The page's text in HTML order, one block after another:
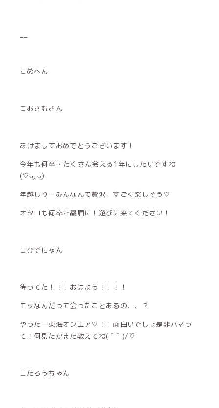
こめへん
□おさむさん
あけましておめでとうございます！
今年も何卒…たくさん会える1年にしたいですね
(♡ᴗ͈ˬᴗ͈)
年越しりーみんなんて贅沢！すごく楽しそう♡
オタロも何卒ご贔屓に！遊びに来てください！
□ひでにゃん
待ってた！！！おはよう！！！！
エッなんだって会ったことあるの、、？
やったー東海オンエア♡！！面白いでしょ是非ハマっ
て！何見たかまた教えてね( ˆ ˆ )/♡
□たろうちゃん